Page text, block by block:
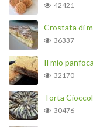
42421
Crostata di
36337
Il mio
32170
Torta
30476